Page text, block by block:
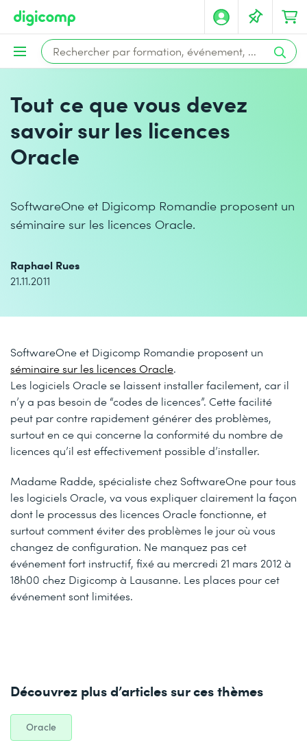
Tout ce que vous devez
savoir sur les licences
Oracle
SoftwareOne et Digicomp Romandie proposent un
séminaire sur les licences Oracle.
Raphael Rues
21.11.2011
SoftwareOne et Digicomp Romandie proposent un
séminaire sur les licences Oracle.
Les logiciels Oracle se laissent installer facilement, car il
n’y a pas besoin de “codes de licences”. Cette facilité
peut par contre rapidement générer des problèmes,
surtout en ce qui concerne la conformité du nombre de
licences qu’il est effectivement possible d’installer.
Madame Radde, spécialiste chez SoftwareOne pour tous
les logiciels Oracle, va vous expliquer clairement la façon
dont le processus des licences Oracle fonctionne, et
surtout comment éviter des problèmes le jour où vous
changez de configuration. Ne manquez pas cet
événement fort instructif, fixé au mercredi 21 mars 2012 à
18h00 chez Digicomp à Lausanne. Les places pour cet
événement sont limitées.
Découvrez plus d’articles sur ces thèmes
Oracle